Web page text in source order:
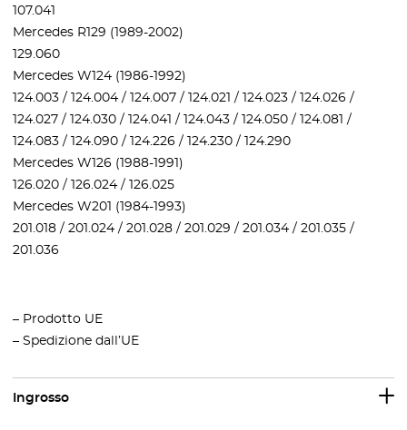
107.041
Mercedes R129 (1989-2002)
129.060
Mercedes W124 (1986-1992)
124.003 / 124.004 / 124.007 / 124.021 / 124.023 / 124.026 /
124.027 / 124.030 / 124.041 / 124.043 / 124.050 / 124.081 /
124.083 / 124.090 / 124.226 / 124.230 / 124.290
Mercedes W126 (1988-1991)
126.020 / 126.024 / 126.025
Mercedes W201 (1984-1993)
201.018 / 201.024 / 201.028 / 201.029 / 201.034 / 201.035 /
201.036
– Prodotto UE
– Spedizione dall’UE
Ingrosso